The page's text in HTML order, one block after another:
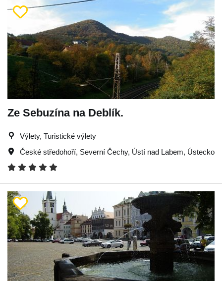
Ze Sebuzína na Deblík.
Výlety, Turistické výlety
České středohoří, Severní Čechy, Ústí nad Labem, Ústecko